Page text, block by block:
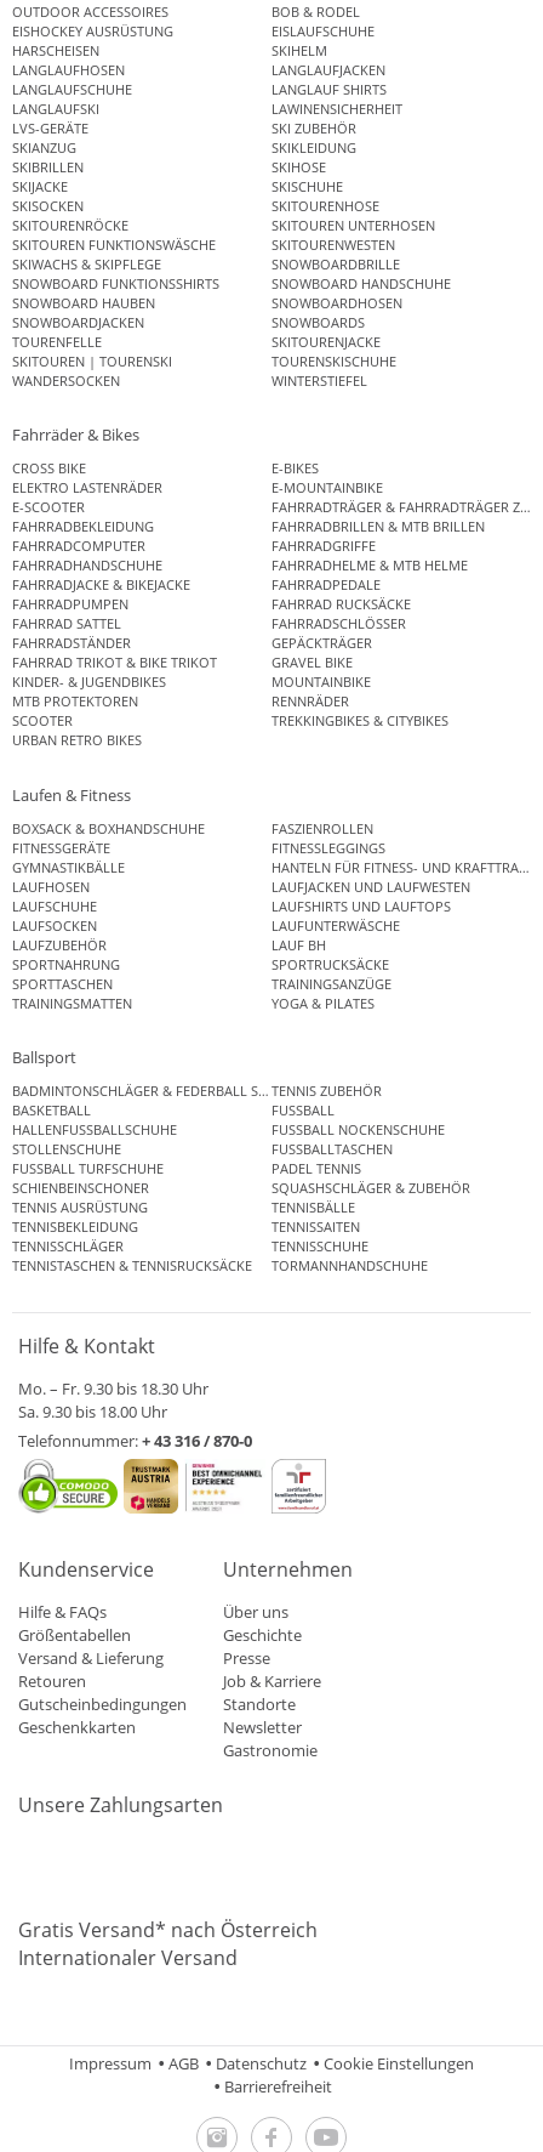
OUTDOOR ACCESSOIRES
BOB & RODEL
EISHOCKEY AUSRÜSTUNG
EISLAUFSCHUHE
HARSCHEISEN
SKIHELM
LANGLAUFHOSEN
LANGLAUFJACKEN
LANGLAUFSCHUHE
LANGLAUF SHIRTS
LANGLAUFSKI
LAWINENSICHERHEIT
LVS-GERÄTE
SKI ZUBEHÖR
SKIANZUG
SKIKLEIDUNG
SKIBRILLEN
SKIHOSE
SKIJACKE
SKISCHUHE
SKISOCKEN
SKITOURENHOSE
SKITOURENRÖCKE
SKITOUREN UNTERHOSEN
SKITOUREN FUNKTIONSWÄSCHE
SKITOURENWESTEN
SKIWACHS & SKIPFLEGE
SNOWBOARDBRILLE
SNOWBOARD FUNKTIONSSHIRTS
SNOWBOARD HANDSCHUHE
SNOWBOARD HAUBEN
SNOWBOARDHOSEN
SNOWBOARDJACKEN
SNOWBOARDS
TOURENFELLE
SKITOURENJACKE
SKITOUREN | TOURENSKI
TOURENSKISCHUHE
WANDERSOCKEN
WINTERSTIEFEL
Fahrräder & Bikes
CROSS BIKE
E-BIKES
ELEKTRO LASTENRÄDER
E-MOUNTAINBIKE
E-SCOOTER
FAHRRADTRÄGER & FAHRRADTRÄGER
FAHRRADBEKLEIDUNG
FAHRRADBRILLEN & MTB BRILLEN
FAHRRADCOMPUTER
FAHRRADGRIFFE
FAHRRADHANDSCHUHE
FAHRRADHELME & MTB HELME
FAHRRADJACKE & BIKEJACKE
FAHRRADPEDALE
FAHRRADPUMPEN
FAHRRAD RUCKSÄCKE
FAHRRAD SATTEL
FAHRRADSCHLÖSSER
FAHRRADSTÄNDER
GEPÄCKTRÄGER
FAHRRAD TRIKOT & BIKE TRIKOT
GRAVEL BIKE
KINDER- & JUGENDBIKES
MOUNTAINBIKE
MTB PROTEKTOREN
RENNRÄDER
SCOOTER
TREKKINGBIKES & CITYBIKES
URBAN RETRO BIKES
Laufen & Fitness
BOXSACK & BOXHANDSCHUHE
FASZIENROLLEN
FITNESSGERÄTE
FITNESSLEGGINGS
GYMNASTIKBÄLLE
HANTELN FÜR FITNESS- UND
LAUFHOSEN
LAUFJACKEN UND LAUFWESTEN
LAUFSCHUHE
LAUFSHIRTS UND LAUFTOPS
LAUFSOCKEN
LAUFUNTERWÄSCHE
LAUFZUBEHÖR
LAUF BH
SPORTNAHRUNG
SPORTRUCKSÄCKE
SPORTTASCHEN
TRAININGSANZÜGE
TRAININGSMATTEN
YOGA & PILATES
Ballsport
BADMINTONSCHLÄGER & FEDERBALL SETSTENNIS ZUBEHÖR
BASKETBALL
FUSSBALL
HALLENFUSSBALLSCHUHE
FUSSBALL NOCKENSCHUHE
STOLLENSCHUHE
FUSSBALLTASCHEN
FUSSBALL TURFSCHUHE
PADEL TENNIS
SCHIENBEINSCHONER
SQUASHSCHLÄGER & ZUBEHÖR
TENNIS AUSRÜSTUNG
TENNISBÄLLE
TENNISBEKLEIDUNG
TENNISSAITEN
TENNISSCHLÄGER
TENNISSCHUHE
TENNISTASCHEN & TENNISRUCKSÄCKE
TORMANNHANDSCHUHE
Hilfe & Kontakt
Mo. – Fr. 9.30 bis 18.30 Uhr
Sa. 9.30 bis 18.00 Uhr
Telefonnummer:+ 43 316 / 870-0
Kundenservice
Hilfe & FAQs
Größentabellen
Versand & Lieferung
Retouren
Gutscheinbedingungen
Geschenkkarten
Unternehmen
Über uns
Geschichte
Presse
Job & Karriere
Standorte
Newsletter
Gastronomie
Unsere Zahlungsarten
Gratis Versand* nach Österreich
Internationaler Versand
Impressum AGB Datenschutz
Cookie Einstellungen
Barrierefreiheit